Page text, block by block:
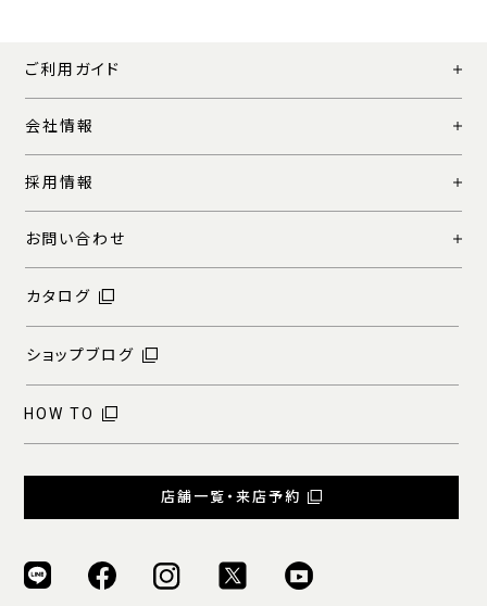
ご利用ガイド
会社情報
採用情報
お問い合わせ
カタログ
ショップブログ
HOW TO
店舗一覧・来店予約